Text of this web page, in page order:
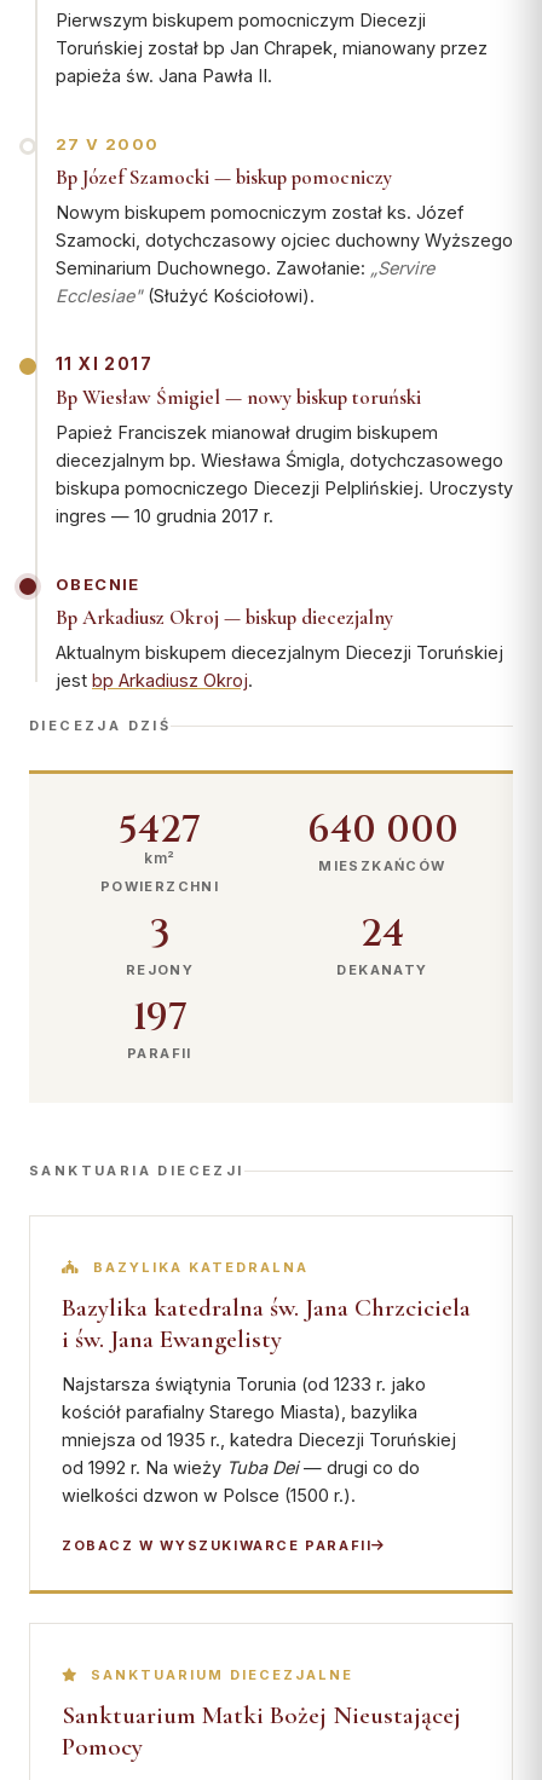
Pierwszym biskupem pomocniczym Diecezji
Toruńskiej został bp Jan Chrapek, mianowany przez
papieża św. Jana Pawła II.
27 V 2000
Bp Józef Szamocki — biskup pomocniczy
Nowym biskupem pomocniczym został ks. Józef
Szamocki, dotychczasowy ojciec duchowny Wyższego
Seminarium Duchownego. Zawołanie: „Servire
Ecclesiae"(Służyć Kościołowi).
11 XI 2017
Bp Wiesław Śmigiel — nowy biskup toruński
Papież Franciszek mianował drugim biskupem
diecezjalnym bp. Wiesława Śmigla, dotychczasowego
biskupa pomocniczego Diecezji Pelplińskiej. Uroczysty
ingres — 10 grudnia 2017 r.
OBECNIE
Bp Arkadiusz Okroj — biskup diecezjalny
Aktualnym biskupem diecezjalnym Diecezji Toruńskiej
jest bp Arkadiusz Okroj.
DIECEZJA DZIŚ
5427
km²
POWIERZCHNI
640 000
MIESZKAŃCÓW
3
REJONY
24
DEKANATY
197
PARAFII
SANKTUARIA DIECEZJI
BAZYLIKA KATEDRALNA
Bazylika katedralna św. Jana Chrzciciela
i św. Jana Ewangelisty
Najstarsza świątynia Torunia (od 1233 r. jako
kościół parafialny Starego Miasta), bazylika
mniejsza od 1935 r., katedra Diecezji Toruńskiej
od 1992 r. Na wieży Tuba Dei— drugi co do
wielkości dzwon w Polsce (1500 r.).
ZOBACZ W WYSZUKIWARCE PARAFII
SANKTUARIUM DIECEZJALNE
Sanktuarium Matki Bożej Nieustającej
Pomocy